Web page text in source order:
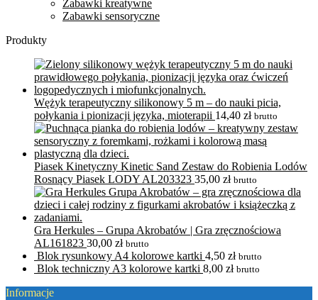
Zabawki kreatywne
Zabawki sensoryczne
Produkty
Wężyk terapeutyczny silikonowy 5 m – do nauki picia,
połykania i pionizacji języka, mioterapii 14,40 zł brutto
Piasek Kinetyczny Kinetic Sand Zestaw do Robienia Lodów
Rosnący Piasek LODY AL203323 35,00 zł brutto
Gra Herkules – Grupa Akrobatów | Gra zręcznościowa
AL161823 30,00 zł brutto
Blok rysunkowy A4 kolorowe kartki 4,50 zł brutto
Blok techniczny A3 kolorowe kartki 8,00 zł brutto
Informacje